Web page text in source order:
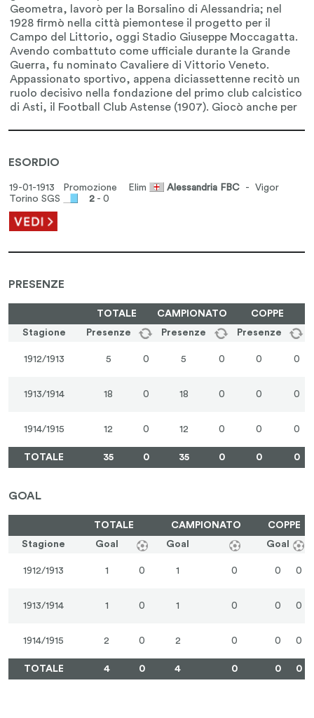
ESORDIO
19-01-1913 Promozione Elim Alessandria FBC - Vigor
Torino SGS
2 - 0
PRESENZE
TOTALE CAMPIONATO
COPPE
Stagione
Presenze Presenze Presenze
1912/1913 5 0 5 0 0 0
1913/1914 18 0 18 0 0 0
1914/1915 12 0 12 0 0 0
TOTALE 35 0 35 0 0 0
GOAL
TOTALE CAMPIONATO
COPPE
Stagione
Goal Goal Goal
1912/1913 1 0 1 0 0 0
1913/1914 1 0 1 0 0 0
1914/1915 2 0 2 0 0 0
TOTALE 4 0 4 0 0 0